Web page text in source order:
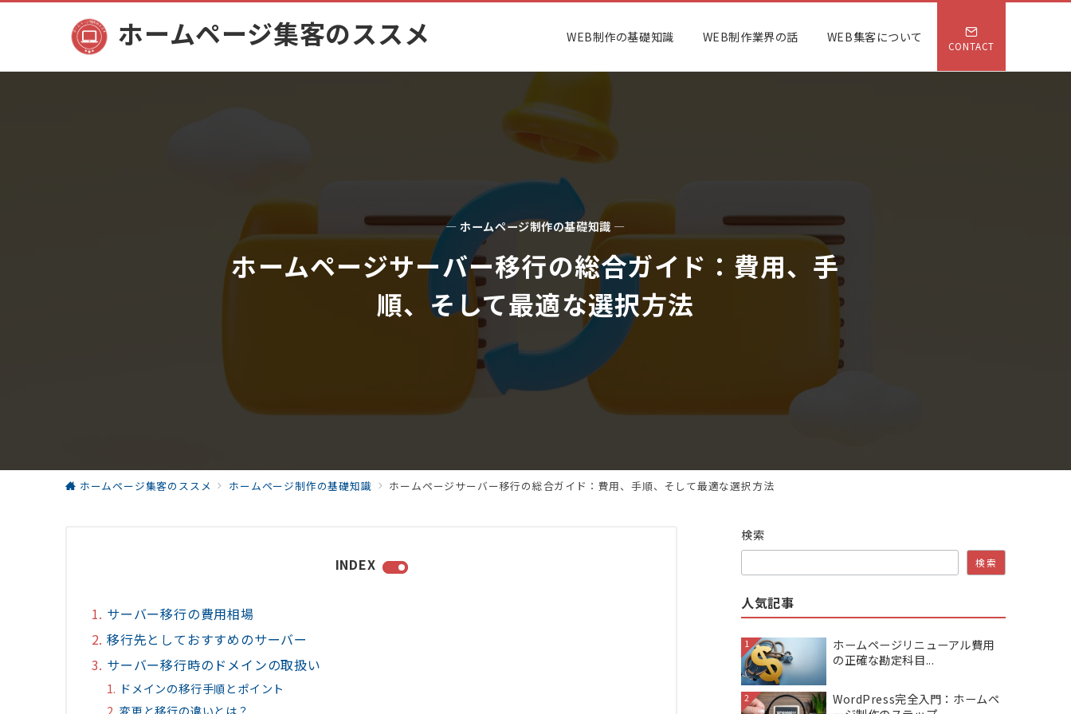
ホームページ集客のススメ WEB制作の基礎知識 WEB制作業界の話 WEB集客について
CONTACT
— ホームページ制作の基礎知識 —
ホームページサーバー移行の総合ガイド：費用、手
順、そして最適な選択方法
ホームページ集客のススメ ホームページ制作の基礎知識 ホームページサーバー移行の総合ガイド：費用、手順、そして最適な選択方法
INDEX
サーバー移行の費用相場
移行先としておすすめのサーバー
サーバー移行時のドメインの取扱い
ドメインの移行手順とポイント
変更と移行の違いとは？
検索
検索
人気記事
1
ホームページリニューアル費用
の正確な勘定科目...
2
WordPress完全入門：ホームペ